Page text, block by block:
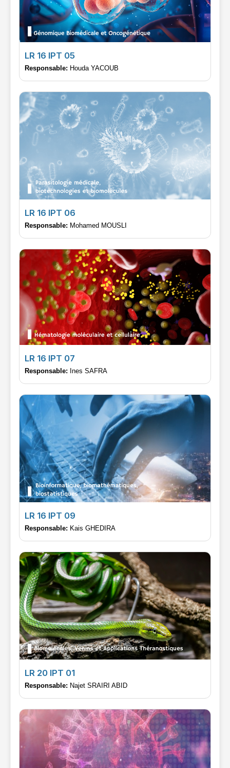
LR 16 IPT 05
Responsable: Houda YACOUB
LR 16 IPT 06
Responsable: Mohamed MOUSLI
LR 16 IPT 07
Responsable: Ines SAFRA
LR 16 IPT 09
Responsable: Kais GHEDIRA
LR 20 IPT 01
Responsable: Najet SRAIRI ABID